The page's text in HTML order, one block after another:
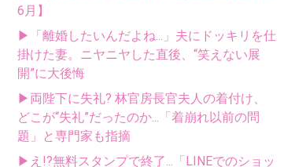
6月】
▶「離婚したいんだよね...」夫にドッキリを仕
掛けた妻。ニヤニヤした直後、“笑えない展
開”に大後悔
▶両陛下に失礼? 林官房長官夫人の着付け、
どこが“失礼”だったのか...「着崩れ以前の問
題」と専門家も指摘
▶え!?無料スタンプで終了...「LINEでのショッ